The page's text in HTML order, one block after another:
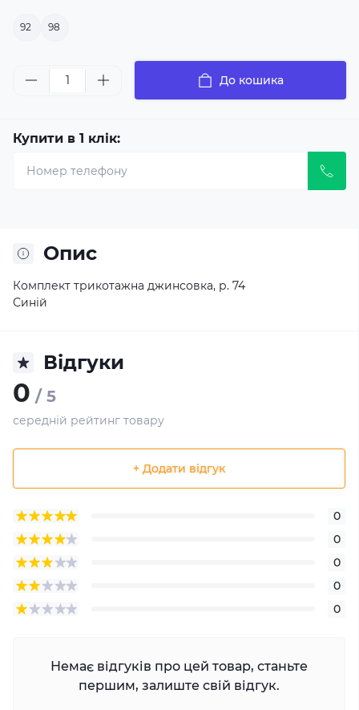
92 98
До кошика
Купити в 1 клік:
Опис
Комплект трикотажна джинсовка, р. 74
Синій
Відгуки
0 / 5
середній рейтинг товару
+ Додати відгук
0
0
0
0
0
Немає відгуків про цей товар, станьте
першим, залиште свій відгук.